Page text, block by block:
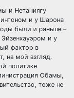
и Нетаниягу
и у Шарона
были и раньше –
и у
фактор в
на мой взгляд,
политике
Обамы,
тоже не